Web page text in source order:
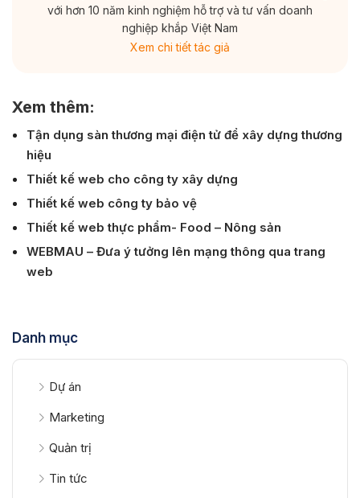
với hơn 10 năm kinh nghiệm hỗ trợ và tư vấn doanh
nghiệp khắp Việt Nam
Xem chi tiết tác giả
Xem thêm:
Tận dụng sàn thương mại điện tử để xây dựng thương
hiệu
Thiết kế web cho công ty xây dựng
Thiết kế web công ty bảo vệ
Thiết kế web thực phẩm- Food – Nông sản
WEBMAU – Đưa ý tưởng lên mạng thông qua trang
web
Danh mục
Dự án
Marketing
Quản trị
Tin tức